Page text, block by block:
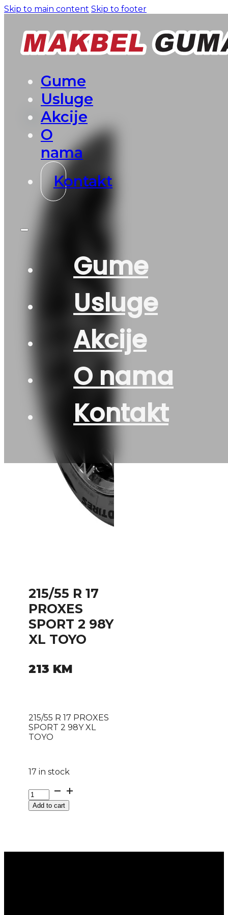
Skip to main content Skip to footer
Gume
Usluge
Akcije
O
nama
Kontakt
Gume
Usluge
Akcije
O nama
Kontakt
215/55 R 17
PROXES
SPORT 2 98Y
XL TOYO
213 KM
215/55 R 17 PROXES
SPORT 2 98Y XL
TOYO
17 in stock
215/55
R
17Add to cart